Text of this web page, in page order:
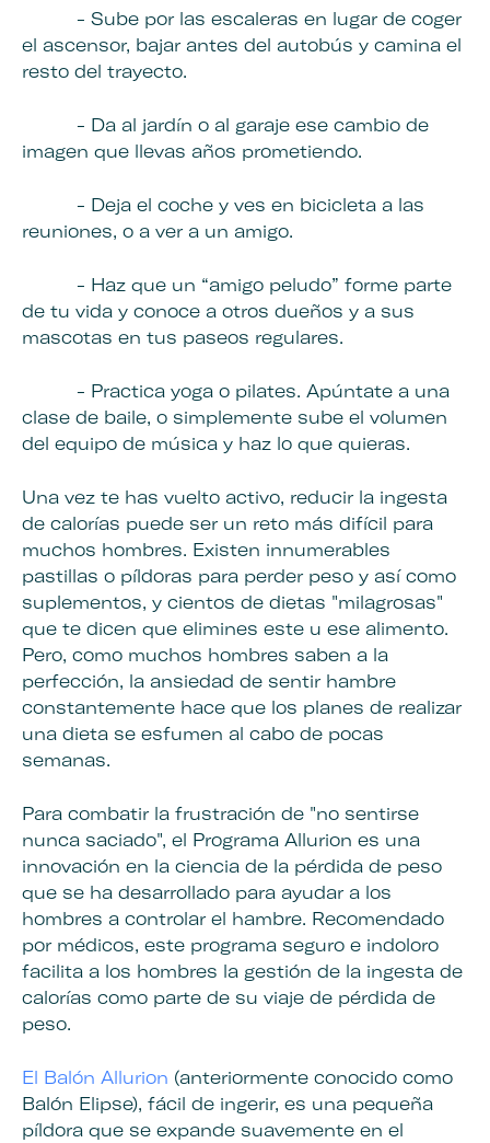
- Sube por las escaleras en lugar de coger
el ascensor, bajar antes del autobús y camina el
resto del trayecto.
- Da al jardín o al garaje ese cambio de
imagen que llevas años prometiendo.
- Deja el coche y ves en bicicleta a las
reuniones, o a ver a un amigo.
- Haz que un “amigo peludo” forme parte
de tu vida y conoce a otros dueños y a sus
mascotas en tus paseos regulares.
- Practica yoga o pilates. Apúntate a una
clase de baile, o simplemente sube el volumen
del equipo de música y haz lo que quieras.
Una vez te has vuelto activo, reducir la ingesta
de calorías puede ser un reto más difícil para
muchos hombres. Existen innumerables
pastillas o píldoras para perder peso y así como
suplementos, y cientos de dietas "milagrosas"
que te dicen que elimines este u ese alimento.
Pero, como muchos hombres saben a la
perfección, la ansiedad de sentir hambre
constantemente hace que los planes de realizar
una dieta se esfumen al cabo de pocas
semanas.
Para combatir la frustración de "no sentirse
nunca saciado", el Programa Allurion es una
innovación en la ciencia de la pérdida de peso
que se ha desarrollado para ayudar a los
hombres a controlar el hambre. Recomendado
por médicos, este programa seguro e indoloro
facilita a los hombres la gestión de la ingesta de
calorías como parte de su viaje de pérdida de
peso.
El Balón Allurion (anteriormente conocido como
Balón Elipse), fácil de ingerir, es una pequeña
píldora que se expande suavemente en el